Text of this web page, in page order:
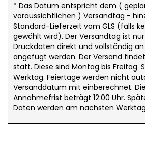
* Das Datum entspricht dem (
voraussichtlichen ) Versandtag -
Standard-Lieferzeit vom GLS (falls
gewählt wird). Der Versandtag ist
Druckdaten direkt und vollständig
angefügt werden. Der Versand
statt. Diese sind Montag bis Freitag.
Werktag. Feiertage werden nicht
Versanddatum mit einberechnet.
Annahmefrist beträgt 12:00 Uhr.
Daten werden am nächsten